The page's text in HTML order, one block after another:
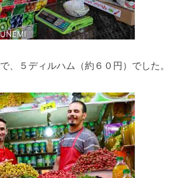
、５ディルハム（約６０円）でした。